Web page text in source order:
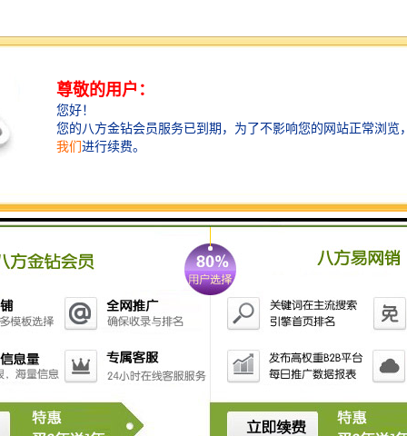
JDSL1系列纵向撕裂监测装置由控制箱和感知器组成，
控制箱为户外型，一台控制箱可与4~6个感知器配套使
用。